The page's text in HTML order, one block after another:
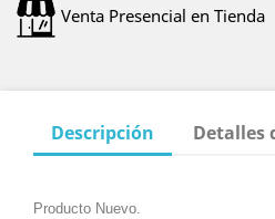
Venta Presencial en Tienda
Descripción Detalles
Producto Nuevo.